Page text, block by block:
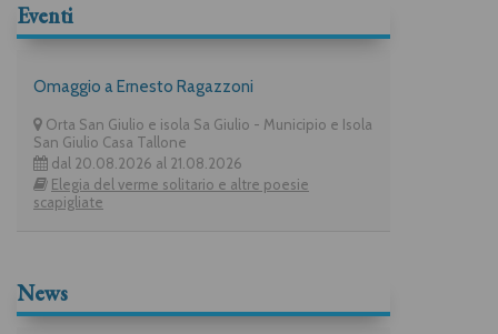
Eventi
Omaggio a Ernesto Ragazzoni
Orta San Giulio e isola Sa Giulio - Municipio e Isola
San Giulio Casa Tallone
dal 20.08.2026 al 21.08.2026
Elegia del verme solitario e altre poesie
scapigliate
News